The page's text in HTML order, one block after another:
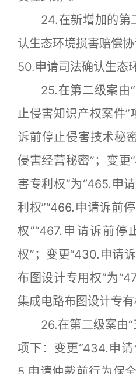
24.在新增加的第
认生态环境损害赔偿
50.申请司法确认生态
25.在第二级案由“
止侵害知识产权案件
诉前停止侵害技术秘
侵害经营秘密”；变更
害专利权”为“465.申
利权”“466.申请诉前
权”“467.申请诉前停
权”；变更“430.申请
布图设计专用权”为
集成电路布图设计专有
26.在第二级案由“
项下：变更“434.申